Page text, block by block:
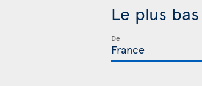
Le plus
De